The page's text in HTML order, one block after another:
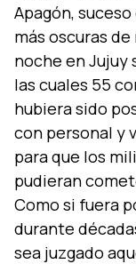
Apagón,
más oscuras
noche en Jujuy
las cuales 55
hubiera sido
con personal y
para que los
pudieran
Como si fuera
durante
sea juzgado